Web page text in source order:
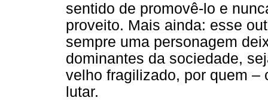
sentido de promovê-lo e
proveito. Mais ainda: esse
sempre uma personagem
dominantes da sociedade,
velho fragilizado, por quem –
lutar.